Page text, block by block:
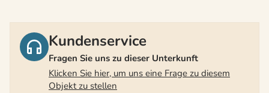
Kundenservice
Fragen Sie uns zu dieser Unterkunft
Klicken Sie hier, um uns eine Frage zu diesem
Objekt zu stellen